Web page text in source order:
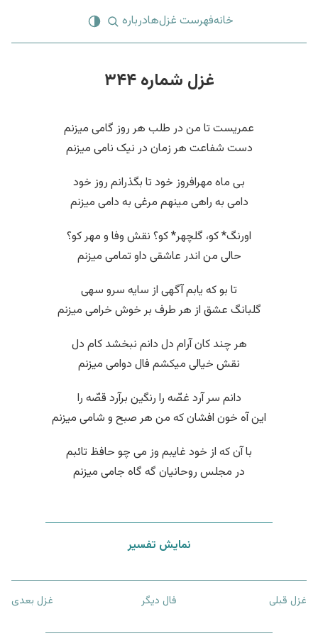
خانهفهرست غزل‌هادرباره
غزل شماره ۳۴۴
عمریست تا من در طلب هر روز گامی میزنم
دست شفاعت هر زمان در نیک نامی میزنم
بی ماه مهرافروز خود تا بگذرانم روز خود
دامی به راهی مینهم مرغی به دامی میزنم
اورنگ* کو، گلچهر* کو؟ نقش وفا و مهر کو؟
حالی من اندر عاشقی داو تمامی میزنم
تا بو که یابم آگهی از سایه سرو سهی
گلبانگ عشق از هر طرف بر خوش خرامی میزنم
هر چند کان آرام دل دانم نبخشد کام دل
نقش خیالی میکشم فال دوامی میزنم
دانم سر آرد غصّه را رنگین برآرد قصّه را
این آه خون افشان که من هر صبح و شامی میزنم
با آن که از خود غایبم وز می چو حافظ تائبم
در مجلس روحانیان گه گاه جامی میزنم
نمایش تفسیر
غزل قبلی فال دیگر غزل بعدی